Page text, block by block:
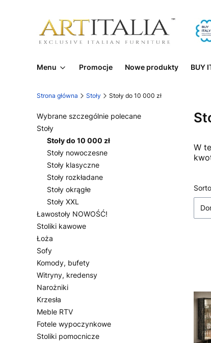
Menu Promocje Nowe produkty BUY
Strona główna Stoły Stoły do 10 000 zł
Wybrane szczególnie polecane
Stoły
Stoły do 10 000 zł
Stoły nowoczesne
Stoły klasyczne
Stoły rozkładane
Stoły okrągłe
Stoły XXL
Ławostoły NOWOŚĆ!
Stoliki kawowe
Łoża
Sofy
Komody, bufety
Witryny, kredensy
Narożniki
Krzesła
Meble RTV
Fotele wypoczynkowe
Stoliki pomocnicze
W